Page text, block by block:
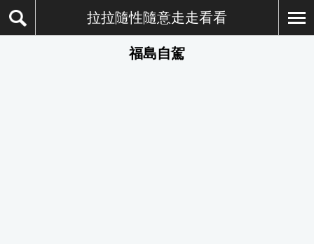
拉拉隨性隨意走走看看
福島自駕